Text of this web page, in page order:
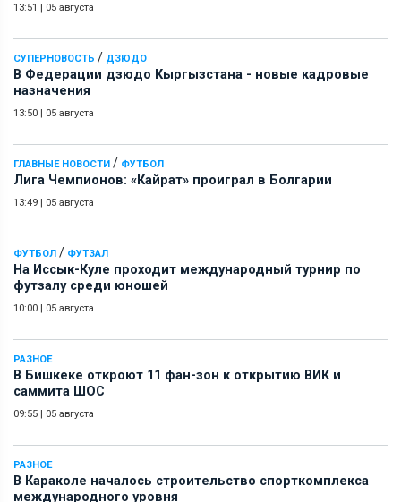
13:51 | 05 августа
СУПЕРНОВОСТЬ / ДЗЮДО
В Федерации дзюдо Кыргызстана - новые кадровые
назначения
13:50 | 05 августа
ГЛАВНЫЕ НОВОСТИ / ФУТБОЛ
Лига Чемпионов: «Кайрат» проиграл в Болгарии
13:49 | 05 августа
ФУТБОЛ / ФУТЗАЛ
На Иссык-Куле проходит международный турнир по
футзалу среди юношей
10:00 | 05 августа
РАЗНОЕ
В Бишкеке откроют 11 фан-зон к открытию ВИК и
саммита ШОС
09:55 | 05 августа
РАЗНОЕ
В Караколе началось строительство спорткомплекса
международного уровня